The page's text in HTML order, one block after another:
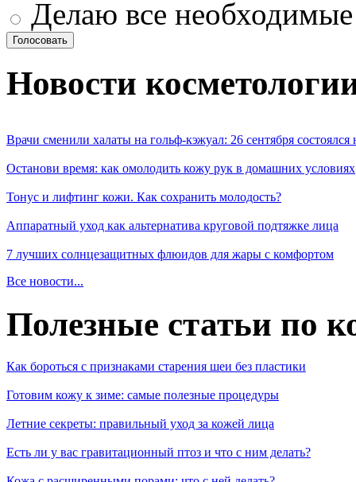
Делаю все
Новости
Врачи сменили халаты на гольф-кэжуал: 26 сентября
Останови время: как омолодить кожу рук в домашних условиях
Тонус и лифтинг кожи. Как сохранить молодость?
Аппаратный уход как альтернатива круговой подтяжке лица
7 лучших солнцезащитных флюидов для жары с комфортом
Все новости...
Полезные статьи по
Как бороться с признаками старения шеи без пластики
Готовим кожу к зиме: самые полезные процедуры
Летние секреты: правильный уход за кожей лица
Есть ли у вас гравитационный птоз и что с ним делать?